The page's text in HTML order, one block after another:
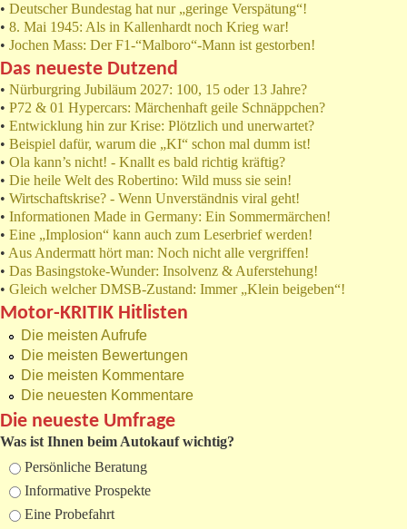
• Deutscher Bundestag hat nur „geringe Verspätung“!
• 8. Mai 1945: Als in Kallenhardt noch Krieg war!
• Jochen Mass: Der F1-“Malboro“-Mann ist gestorben!
Das neueste Dutzend
• Nürburgring Jubiläum 2027: 100, 15 oder 13 Jahre?
• P72 & 01 Hypercars: Märchenhaft geile Schnäppchen?
• Entwicklung hin zur Krise: Plötzlich und unerwartet?
• Beispiel dafür, warum die „KI“ schon mal dumm ist!
• Ola kann’s nicht! - Knallt es bald richtig kräftig?
• Die heile Welt des Robertino: Wild muss sie sein!
• Wirtschaftskrise? - Wenn Unverständnis viral geht!
• Informationen Made in Germany: Ein Sommermärchen!
• Eine „Implosion“ kann auch zum Leserbrief werden!
• Aus Andermatt hört man: Noch nicht alle vergriffen!
• Das Basingstoke-Wunder: Insolvenz & Auferstehung!
• Gleich welcher DMSB-Zustand: Immer „Klein beigeben“!
Motor-KRITIK Hitlisten
Die meisten Aufrufe
Die meisten Bewertungen
Die meisten Kommentare
Die neuesten Kommentare
Die neueste Umfrage
Was ist Ihnen beim Autokauf wichtig?
Auswahlmöglichkeiten
Persönliche Beratung
Informative Prospekte
Eine Probefahrt